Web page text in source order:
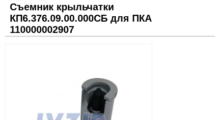
Съемник крыльчатки
КП6.376.09.00.000СБ для ПКА
110000002907